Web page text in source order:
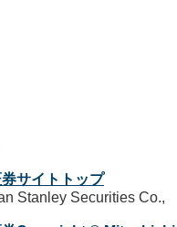
サイトトップ